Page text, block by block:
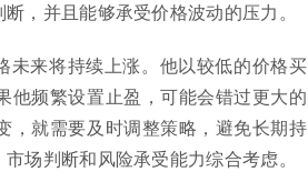
，并且能够承受价格波动的压力。
未来将持续上涨。他以较低的价格买
他频繁设置止盈，可能会错过更大的
，就需要及时调整策略，避免长期持
场判断和风险承受能力综合考虑。